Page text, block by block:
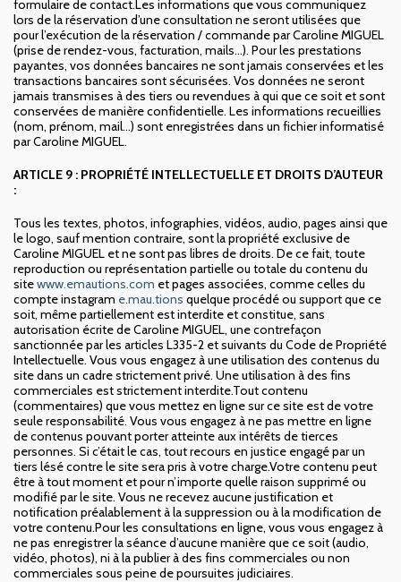
formulaire de contact.Les informations que vous communiquez
lors de la réservation d’une consultation ne seront utilisées que
pour l’exécution de la réservation / commande par Caroline MIGUEL
(prise de rendez-vous, facturation, mails…). Pour les prestations
payantes, vos données bancaires ne sont jamais conservées et les
transactions bancaires sont sécurisées. Vos données ne seront
jamais transmises à des tiers ou revendues à qui que ce soit et sont
conservées de manière confidentielle. Les informations recueillies
(nom, prénom, mail…) sont enregistrées dans un fichier informatisé
par Caroline MIGUEL.
ARTICLE 9 : PROPRIÉTÉ INTELLECTUELLE ET DROITS D’AUTEUR
:
Tous les textes, photos, infographies, vidéos, audio, pages ainsi que
le logo, sauf mention contraire, sont la propriété exclusive de
Caroline MIGUEL et ne sont pas libres de droits. De ce fait, toute
reproduction ou représentation partielle ou totale du contenu du
sitewww.emautions.com et pages associées, comme celles du
compte instagram e.mau.tions quelque procédé ou support que ce
soit, même partiellement est interdite et constitue, sans
autorisation écrite de Caroline MIGUEL, une contrefaçon
sanctionnée par les articles L335-2 et suivants du Code de Propriété
Intellectuelle. Vous vous engagez à une utilisation des contenus du
site dans un cadre strictement privé. Une utilisation à des fins
commerciales est strictement interdite.Tout contenu
(commentaires) que vous mettez en ligne sur ce site est de votre
seule responsabilité. Vous vous engagez à ne pas mettre en ligne
de contenus pouvant porter atteinte aux intérêts de tierces
personnes. Si c’était le cas, tout recours en justice engagé par un
tiers lésé contre le site sera pris à votre charge.Votre contenu peut
être à tout moment et pour n’importe quelle raison supprimé ou
modifié par le site. Vous ne recevez aucune justification et
notification préalablement à la suppression ou à la modification de
votre contenu.Pour les consultations en ligne, vous vous engagez à
ne pas enregistrer la séance d’aucune manière que ce soit (audio,
vidéo, photos), ni à la publier à des fins commerciales ou non
commerciales sous peine de poursuites judiciaires.